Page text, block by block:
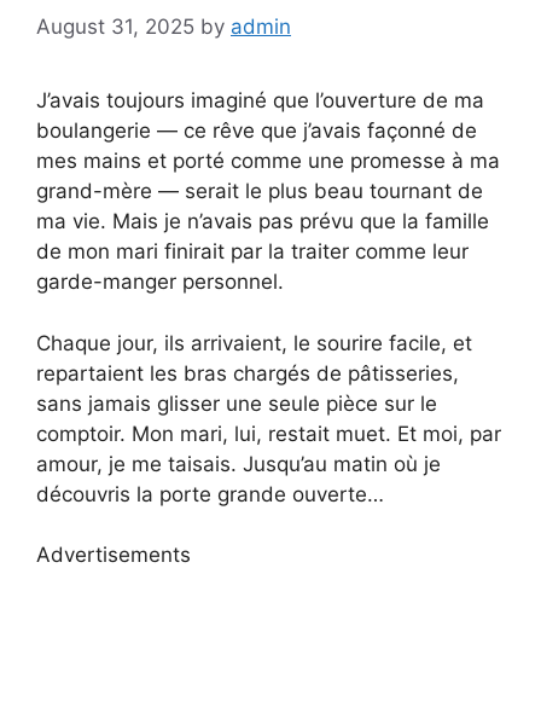
August 31, 2025 by admin
J’avais toujours imaginé que l’ouverture de ma
boulangerie — ce rêve que j’avais façonné de
mes mains et porté comme une promesse à ma
grand-mère — serait le plus beau tournant de
ma vie. Mais je n’avais pas prévu que la famille
de mon mari finirait par la traiter comme leur
garde-manger personnel.
Chaque jour, ils arrivaient, le sourire facile, et
repartaient les bras chargés de pâtisseries,
sans jamais glisser une seule pièce sur le
comptoir. Mon mari, lui, restait muet. Et moi, par
amour, je me taisais. Jusqu’au matin où je
découvris la porte grande ouverte…
Advertisements